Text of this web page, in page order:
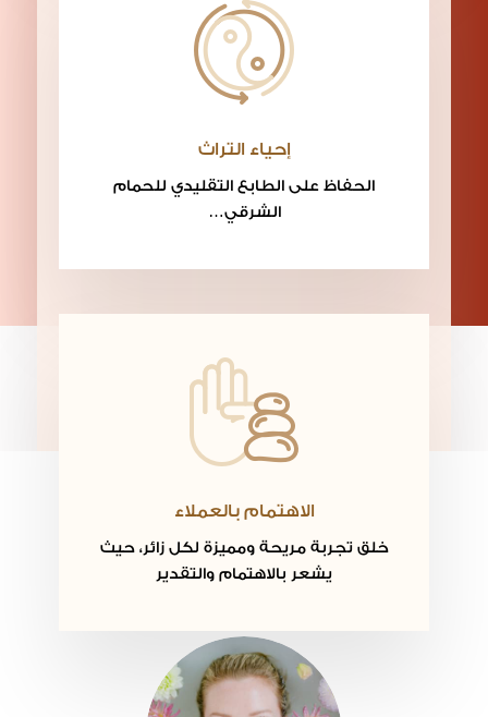
إحياء التراث
الحفاظ على الطابع التقليدي للحمام
الشرقي…
الاهتمام بالعملاء
خلق تجربة مريحة ومميزة لكل زائر، حيث
يشعر بالاهتمام والتقدير